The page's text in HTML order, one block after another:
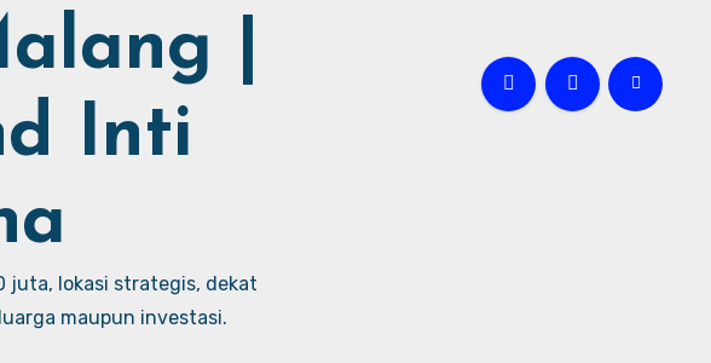
|
Inti
juta, lokasi strategis, dekat
maupun investasi.